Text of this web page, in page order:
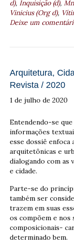
d), Inquisição (d),
Vinicius (Org d),
Deixe um
Arquitetura,
Revista / 2020
1 de julho de 2020
Entendendo-se
informações
esse dossiê enfoca
arquitetônicas e
dialogando com as
e cidade.
Parte-se do
também ser
trazem em suas
os compõem e nos
composicionais-
determinado bem.